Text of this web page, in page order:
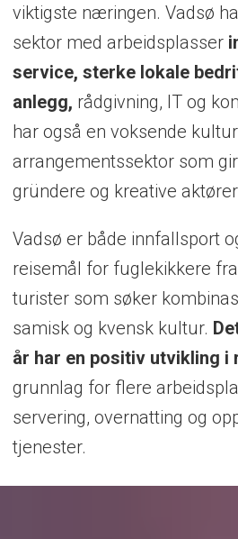
viktigste næringen. Vadsø
sektor med arbeidsplasser
service, sterke lokale
anlegg, rådgivning, IT og
har også en voksende
arrangementssektor som
gründere og kreative
Vadsø er både innfallsport
reisemål for fuglekikkere
turister som søker
samisk og kvensk kultur.
år har en positiv utvikling i
grunnlag for flere
servering, overnatting og
tjenester.